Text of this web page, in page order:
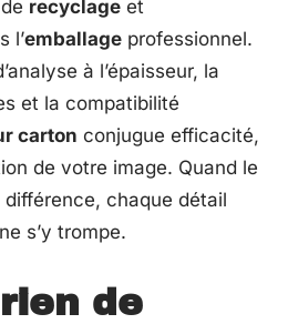
recyclage et
l’emballage professionnel.
à l’épaisseur, la
et la compatibilité
carton conjugue efficacité,
de votre image. Quand le
chaque détail
s’y trompe.
de